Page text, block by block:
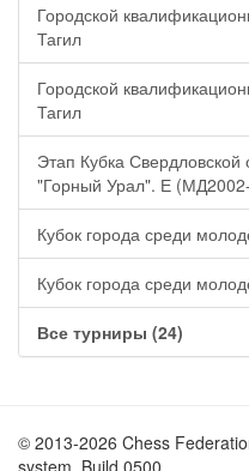
Городской
Тагил
Городской
Тагил
Этап Кубка
"Горный Урал". Е
Кубок города среди
Кубок города среди
Все турниры (24)
© 2013-2026 Chess
system. Build 0500